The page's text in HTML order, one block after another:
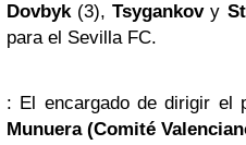
Dovbyk (3),Tsygankovy
para el Sevilla FC.
: El encargado de dirigir el
Munuera (Comité